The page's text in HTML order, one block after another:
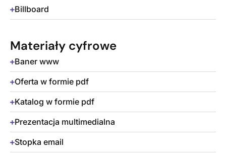
Billboard
Materiały cyfrowe
Baner www
Oferta w formie pdf
Katalog w formie pdf
Prezentacja multimedialna
Stopka email